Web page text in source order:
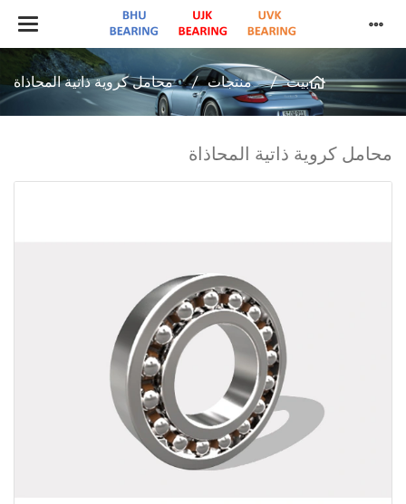
بيت منتجات محامل كروية ذاتية المحاذاة
محامل كروية ذاتية المحاذاة